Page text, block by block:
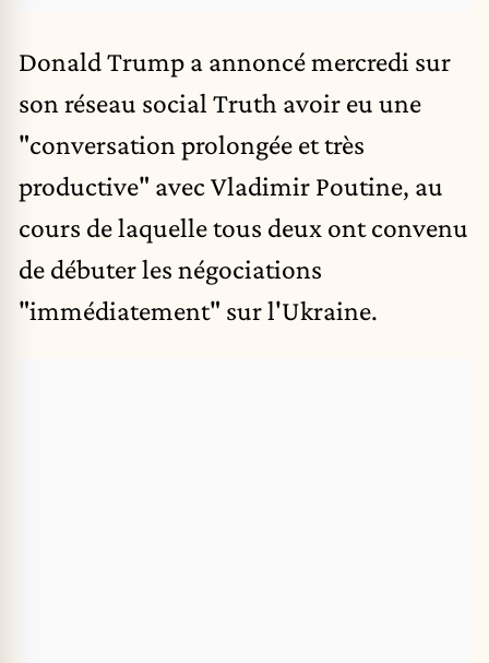
Donald Trump a annoncé mercredi sur
son réseau social Truth avoir eu une
"conversation prolongée et très
productive" avec Vladimir Poutine, au
cours de laquelle tous deux ont convenu
de débuter les négociations
"immédiatement" sur l'Ukraine.